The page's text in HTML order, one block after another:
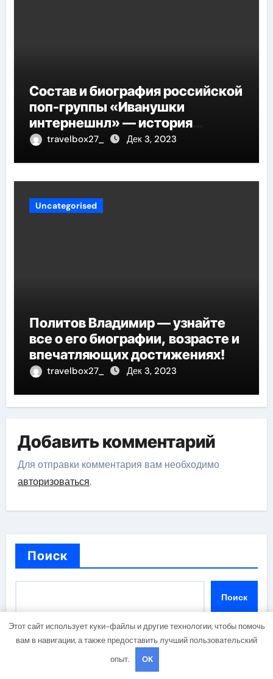
Состав и биография российской
поп-группы «Иванушки
интернешнл» — история
успеха, музыка и судьбы
travelbox27_ Дек 3, 2023
Uncategorised
Политов Владимир — узнайте
все о его биографии, возрасте и
впечатляющих достижениях!
travelbox27_ Дек 3, 2023
Добавить комментарий
Для отправки комментария вам необходимо
авторизоваться.
Поиск
Поиск
Последние публикации
Этот сайт использует куки-файлы и другие технологии, чтобы помочь
вам в навигации, а также предоставить лучший пользовательский
опыт.
OK